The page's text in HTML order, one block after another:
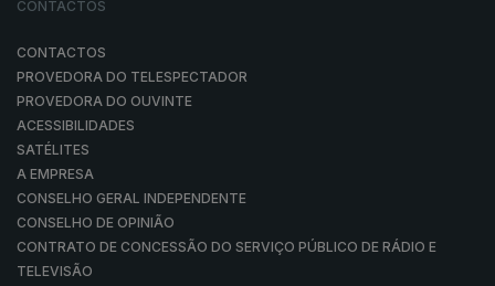
CONTACTOS
CONTACTOS
PROVEDORA DO TELESPECTADOR
PROVEDORA DO OUVINTE
ACESSIBILIDADES
SATÉLITES
A EMPRESA
CONSELHO GERAL INDEPENDENTE
CONSELHO DE OPINIÃO
CONTRATO DE CONCESSÃO DO SERVIÇO PÚBLICO DE RÁDIO E
TELEVISÃO